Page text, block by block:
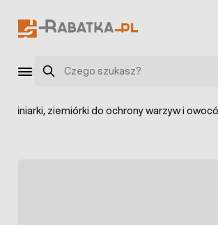
Szukaj
ziemiórki do ochrony warzyw i